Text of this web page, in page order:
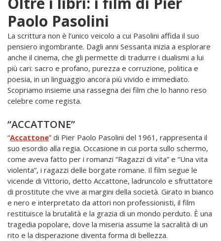
Paolo Pasolini
La scrittura non è l’unico veicolo a cui Pasolini affida il suo
pensiero ingombrante. Dagli anni Sessanta inizia a esplorare
anche il cinema, che gli permette di tradurre i dualismi a lui
più cari: sacro e profano, purezza e corruzione, politica e
poesia, in un linguaggio ancora più vivido e immediato.
Scopriamo insieme una rassegna dei film che lo hanno reso
celebre come regista.
“ACCATTONE”
“Accattone” di Pier Paolo Pasolini del 1961, rappresenta il
suo esordio alla regia. Occasione in cui porta sullo schermo,
come aveva fatto per i romanzi “Ragazzi di vita” e “Una vita
violenta”, i ragazzi delle borgate romane. Il film segue le
vicende di Vittorio, detto Accattone, ladruncolo e sfruttatore
di prostitute che vive ai margini della società. Girato in bianco
e nero e interpretato da attori non professionisti, il film
restituisce la brutalità e la grazia di un mondo perduto. È una
tragedia popolare, dove la miseria assume la sacralità di un
rito e la disperazione diventa forma di bellezza.